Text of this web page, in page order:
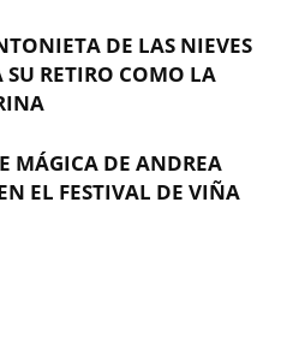
DE LAS NIEVES
RETIRO COMO LA
MÁGICA DE ANDREA
EL FESTIVAL DE VIÑA